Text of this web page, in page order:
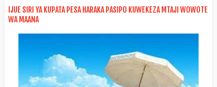
IJUE SIRI YA KUPATA PESA HARAKA PASIPO KUWEKEZA MTAJI WOWOTE
WA MAANA